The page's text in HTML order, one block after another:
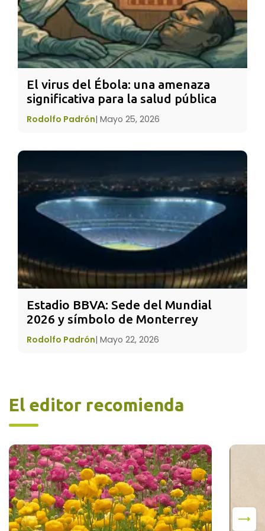
fecha varía cada año (del 20-22 de junio).
SIGNIFICADO
solsticio de verano
era considerado el
tiempo de la cosecha, de la fruición de lo que
se sembró pero no sólo materialmente sino
también espiritualmente. Es así también una
fiesta de la fertilidad en la que
tradicionalmente se rendía culto a divinidades
El virus del Ébola: una amenaza
significativa para la salud pública
Rodolfo Padrón| Mayo 25, 2026
Estadio BBVA: Sede del Mundial
2026 y símbolo de Monterrey
Rodolfo Padrón| Mayo 22, 2026
El editor recomienda